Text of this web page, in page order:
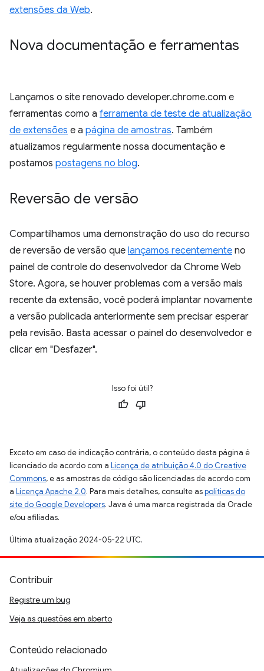
extensões da Web.
Nova documentação e ferramentas
Lançamos o site renovado developer.chrome.com e
ferramentas como a ferramenta de teste de atualização
de extensões e a página de amostras. Também
atualizamos regularmente nossa documentação e
postamos postagens no blog.
Reversão de versão
Compartilhamos uma demonstração do uso do recurso
de reversão de versão que lançamos recentemente no
painel de controle do desenvolvedor da Chrome Web
Store. Agora, se houver problemas com a versão mais
recente da extensão, você poderá implantar novamente
a versão publicada anteriormente sem precisar esperar
pela revisão. Basta acessar o painel do desenvolvedor e
clicar em "Desfazer".
Isso foi útil?
Exceto em caso de indicação contrária, o conteúdo desta página é
licenciado de acordo com a Licença de atribuição 4.0 do Creative
Commons, e as amostras de código são licenciadas de acordo com
a Licença Apache 2.0. Para mais detalhes, consulte aspolíticas do
site do Google Developers. Java é uma marca registrada da Oracle
e/ou afiliadas.
Última atualização 2024-05-22 UTC.
Contribuir
Registre um bug
Veja as questões em aberto
Conteúdo relacionado